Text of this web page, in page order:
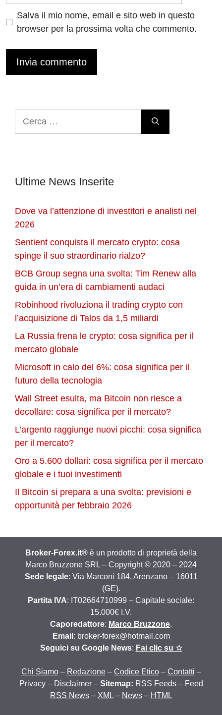
Salva il mio nome, email e sito web in questo
browser per la prossima volta che commento.
Ultime News Inserite
Dove va l’attenzione di investitori e analisti nel
2026
Sentient conquista il mercato crypto: cosa
spinge il suo straordinario rialzo?
BCB Group segna una svolta: Tim Renew alla
guida in un’era di cambiamenti audaci
Robinhood rivoluziona il trading crypto con
l’acquisizione di Talos da 1,5 miliardi
La Russia frena le crypto: cosa significa per il
mercato globale
Microsoft in calo del 6%: cosa significa per il
futuro della tecnologia
Wall Street esulta, ma Bitcoin non riesce a
decollare: cosa significa per il mercato?
L’argento raggiunge nuovi picchi: cosa significa
per il mercato?
Oro a 5.600 dollari: cosa significa per il mercato
globale e i tuoi investimenti
Il Bitcoin si prepara a una svolta: previsioni e
opportunità per febbraio 2026
Broker-Forex.it® è un prodotto di proprietà della
Marco Bruzzone SRL – Copyright © 2020 – 2024
Sede legale: Via Marconi 184, Arenzano – 16011
(GE).
Partita IVA: IT02664710999 – Capitale sociale:
15.000€ I.V.
Caporedattore: Marco Bruzzone.
Email : broker-forex@hotmail.com
Seguici su Google News: Fai clic su ☆
Chi Siamo– Redazione– Codice Etico– Contatti –
Privacy– Disclaimer– Sitemap: RSS Feeds– Feed
RSS News– XML– News– HTML